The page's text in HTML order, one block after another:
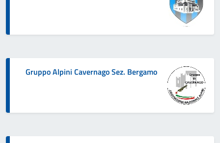
Gruppo Alpini Cavernago Sez. Bergamo